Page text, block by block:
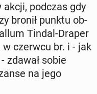
akcji, podczas gdy
bronił punktu ob­
Tindal-Draper
w czerwcu br. i - jak
zdawał sobie
na jego